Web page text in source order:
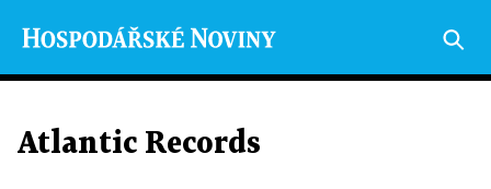
Atlantic Records